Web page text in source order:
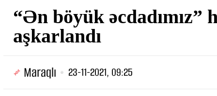
“Ən böyük əcdadımız”
aşkarlandı
Maraqlı 23-11-2021, 09:25